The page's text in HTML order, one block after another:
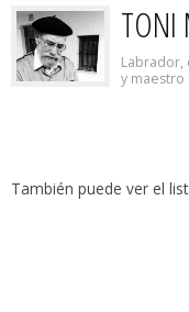
TONI
Labrador,
y maestro
También puede ver el